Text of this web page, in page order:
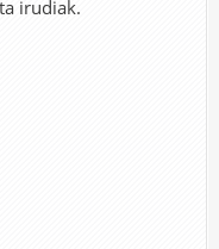
irudiak.